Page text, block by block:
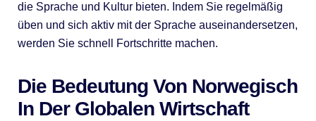
die Sprache und Kultur bieten. Indem Sie regelmäßig
üben und sich aktiv mit der Sprache auseinandersetzen,
werden Sie schnell Fortschritte machen.
Die Bedeutung Von Norwegisch
In Der Globalen Wirtschaft